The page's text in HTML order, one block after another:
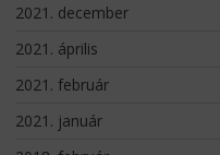
2021. december
2021. április
2021. február
2021. január